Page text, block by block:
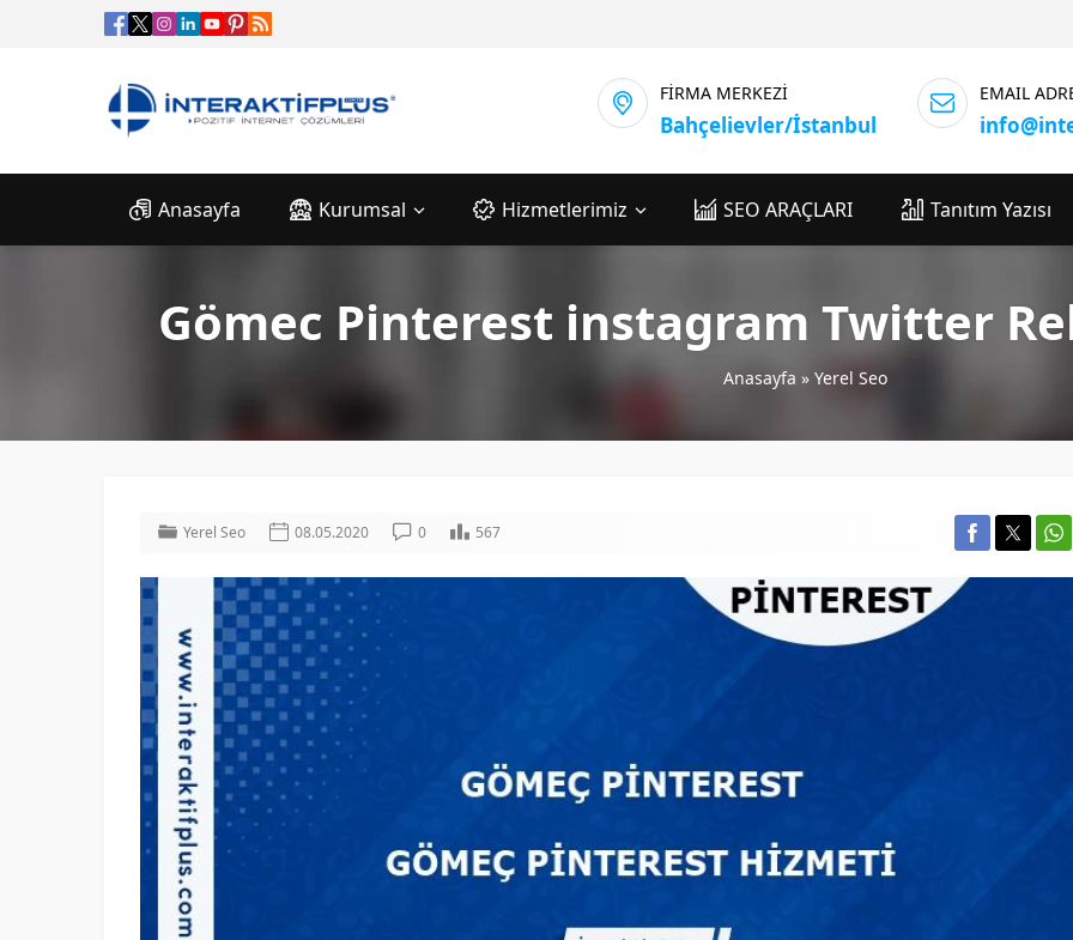
FİRMA MERKEZİ
Bahçelievler/İstanbul
EMAIL
Anasayfa Kurumsal Hizmetlerimiz SEO ARAÇLARI Tanıtım Yazısı
Gömec Pinterest instagram Twitter
Anasayfa » Yerel Seo
Yerel Seo 08.05.2020 0 567